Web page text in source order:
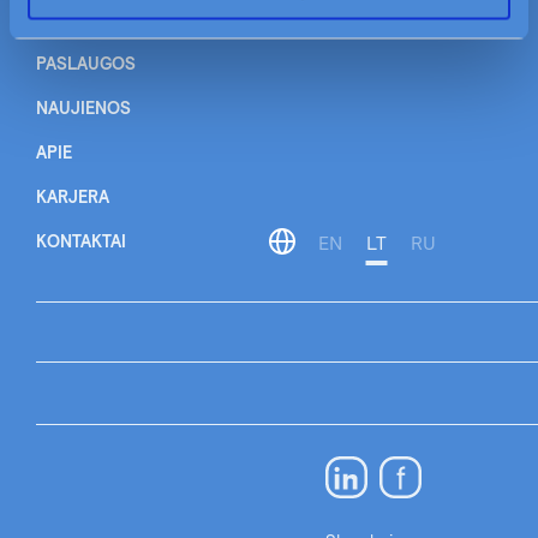
TAPKITE MŪSŲ KLIENTU
PASLAUGOS
NAUJIENOS
APIE
KARJERA
KONTAKTAI EN LT RU
Mano Civinity